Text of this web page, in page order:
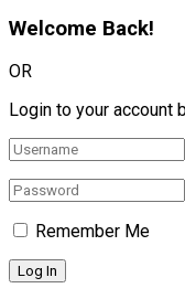
Welcome Back!
OR
Login to your account
Remember Me